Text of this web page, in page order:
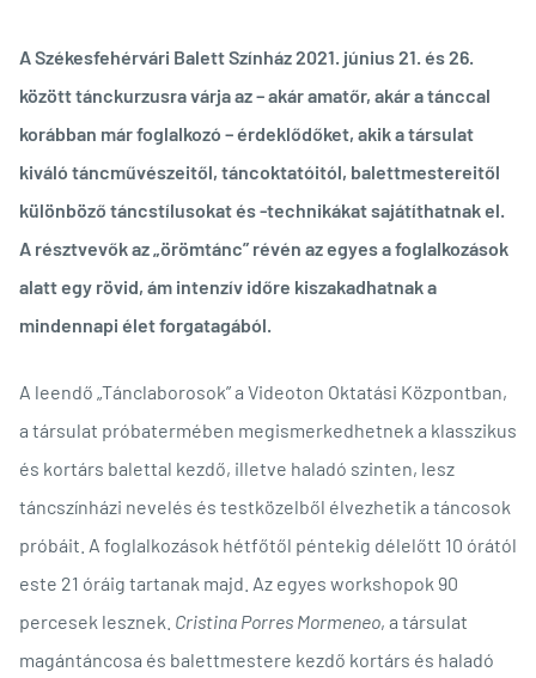
A Székesfehérvári Balett Színház 2021. június 21. és 26.
között tánckurzusra várja az – akár amatőr, akár a tánccal
korábban már foglalkozó – érdeklődőket, akik a társulat
kiváló táncművészeitől, táncoktatóitól, balettmestereitől
különböző táncstílusokat és -technikákat sajátíthatnak el.
A résztvevők az „örömtánc” révén az egyes a foglalkozások
alatt egy rövid, ám intenzív időre kiszakadhatnak a
mindennapi élet forgatagából.
A leendő „Tánclaborosok” a Videoton Oktatási Központban,
a társulat próbatermében megismerkedhetnek a klasszikus
és kortárs balettal kezdő, illetve haladó szinten, lesz
táncszínházi nevelés és testközelből élvezhetik a táncosok
próbáit. A foglalkozások hétfőtől péntekig délelőtt 10 órától
este 21 óráig tartanak majd. Az egyes workshopok 90
percesek lesznek. Cristina Porres Mormeneo, a társulat
magántáncosa és balettmestere kezdő kortárs és haladó